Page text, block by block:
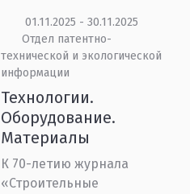
01.11.2025 - 30.11.2025
Отдел патентно-
технической и экологической
информации
Технологии.
Оборудование.
Материалы
К 70-летию журнала
«Строительные